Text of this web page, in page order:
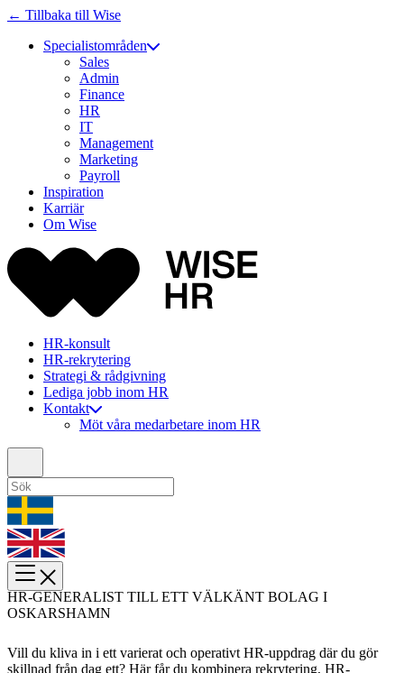
← Tillbaka till Wise
Specialistområden
Sales
Admin
Finance
HR
IT
Management
Marketing
Payroll
Inspiration
Karriär
Om Wise
HR-konsult
HR-rekrytering
Strategi & rådgivning
Lediga jobb inom HR
Kontakt
Möt våra medarbetare inom HR
HR-GENERALIST TILL ETT VÄLKÄNT BOLAG I
OSKARSHAMN
Vill du kliva in i ett varierat och operativt HR-uppdrag där du gör
skillnad från dag ett? Här får du kombinera rekrytering, HR-